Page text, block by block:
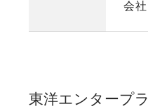
会社
東洋エンタープ